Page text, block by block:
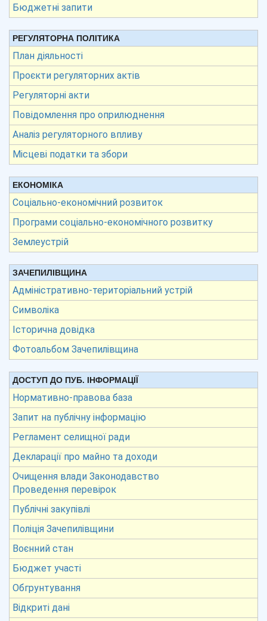
Бюджетні запити
РЕГУЛЯТОРНА ПОЛІТИКА
План діяльності
Проєкти регуляторних актів
Регуляторні акти
Повідомлення про оприлюднення
Аналіз регуляторного впливу
Місцеві податки та збори
ЕКОНОМІКА
Соціально-економічний розвиток
Програми соціально-економічного розвитку
Землеустрій
ЗАЧЕПИЛІВЩИНА
Адміністративно-територіальний устрій
Символіка
Історична довідка
Фотоальбом Зачепилівщина
ДОСТУП ДО ПУБ. ІНФОРМАЦІЇ
Нормативно-правова база
Запит на публічну інформацію
Регламент селищної ради
Декларації про майно та доходи
Очищення влади Законодавство
Проведення перевірок
Публічні закупівлі
Поліція Зачепилівщини
Воєнний стан
Бюджет участі
Обгрунтування
Відкриті дані